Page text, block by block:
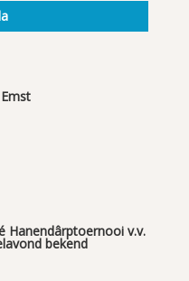
Hanendârptoernooi v.v.
bekend